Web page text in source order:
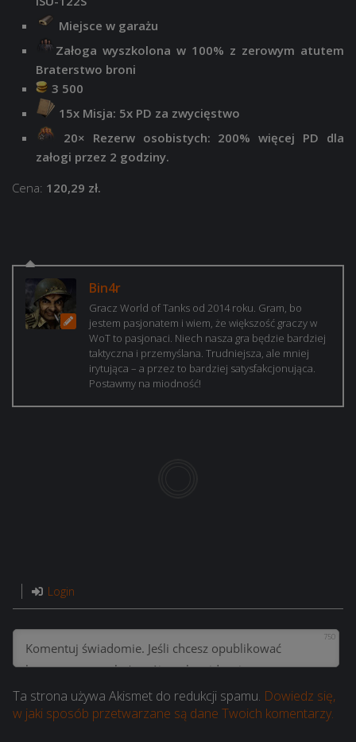
Miejsce w garażu
Załoga wyszkolona w 100% z zerowym atutem
Braterstwo broni
3 500
15x Misja: 5x PD za zwycięstwo
20× Rezerw osobistych: 200% więcej PD dla
załogi przez 2 godziny.
Cena: 120,29 zł.
Bin4r
Gracz World of Tanks od 2014 roku. Gram, bo
jestem pasjonatem i wiem, że większość graczy w
WoT to pasjonaci. Niech nasza gra będzie bardziej
taktyczna i przemyślana. Trudniejsza, ale mniej
irytująca – a przez to bardziej satysfakcjonująca.
Postawmy na miodność!
Login
750
Ta strona używa Akismet do redukcji spamu. Dowiedz się,
w jaki sposób przetwarzane są dane Twoich komentarzy.